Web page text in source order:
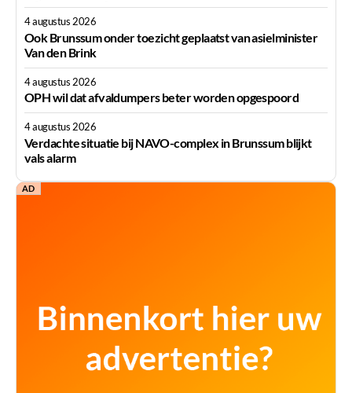
4 augustus 2026
Ook Brunssum onder toezicht geplaatst van asielminister
Van den Brink
4 augustus 2026
OPH wil dat afvaldumpers beter worden opgespoord
4 augustus 2026
Verdachte situatie bij NAVO-complex in Brunssum blijkt
vals alarm
AD